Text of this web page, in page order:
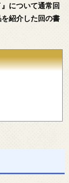
について通常回
紹介した回の書